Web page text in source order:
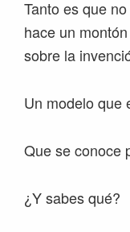
Tanto es que
hace un
sobre la
Un modelo que
Que se conoce
¿Y sabes qué?